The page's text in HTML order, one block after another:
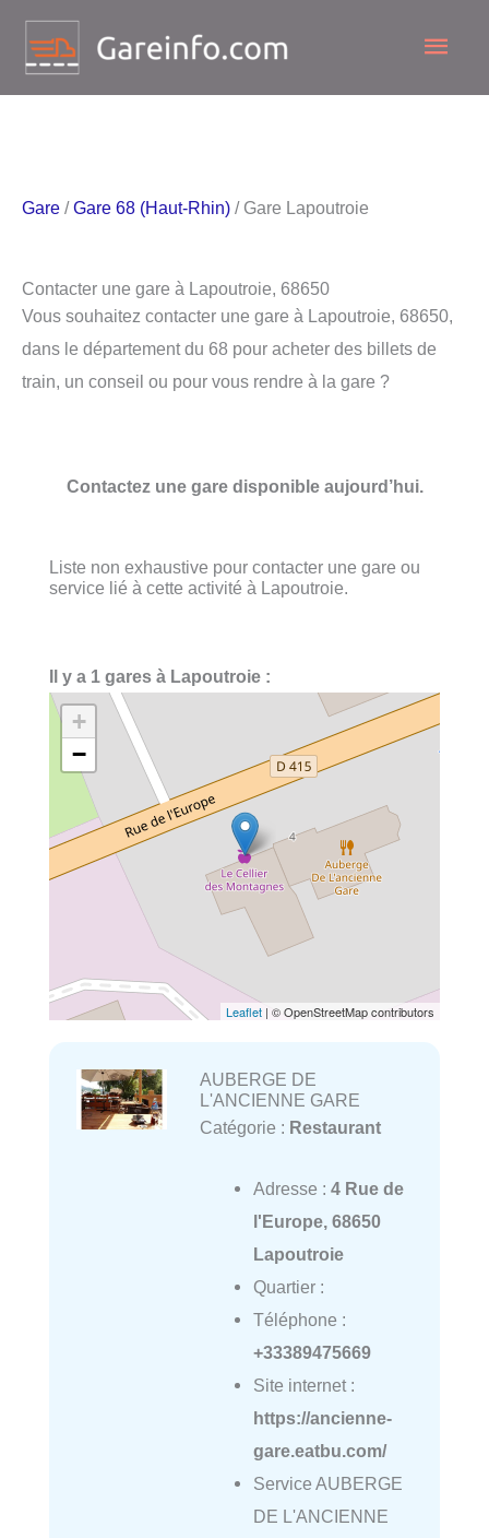
contenu
Gare /Gare 68 (Haut-Rhin) / Gare Lapoutroie
Contacter une gare à Lapoutroie, 68650
Vous souhaitez contacter une gare à Lapoutroie, 68650,
dans le département du 68 pour acheter des billets de
train, un conseil ou pour vous rendre à la gare ?
Contactez une gare disponible aujourd’hui.
Liste non exhaustive pour contacter une gare ou
service lié à cette activité à Lapoutroie.
Il y a 1 gares à Lapoutroie :
+
−
Leaflet | © OpenStreetMap contributors
AUBERGE DE
L'ANCIENNE GARE
Catégorie : Restaurant
Adresse : 4 Rue de
l'Europe, 68650
Lapoutroie
Quartier :
Téléphone :
+33389475669
Site internet :
https://ancienne-
gare.eatbu.com/
Service AUBERGE
DE L'ANCIENNE